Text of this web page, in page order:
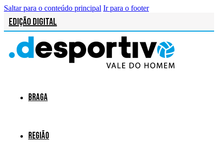
Saltar para o conteúdo principal Ir para o footer
Edição Digital
Braga
Região